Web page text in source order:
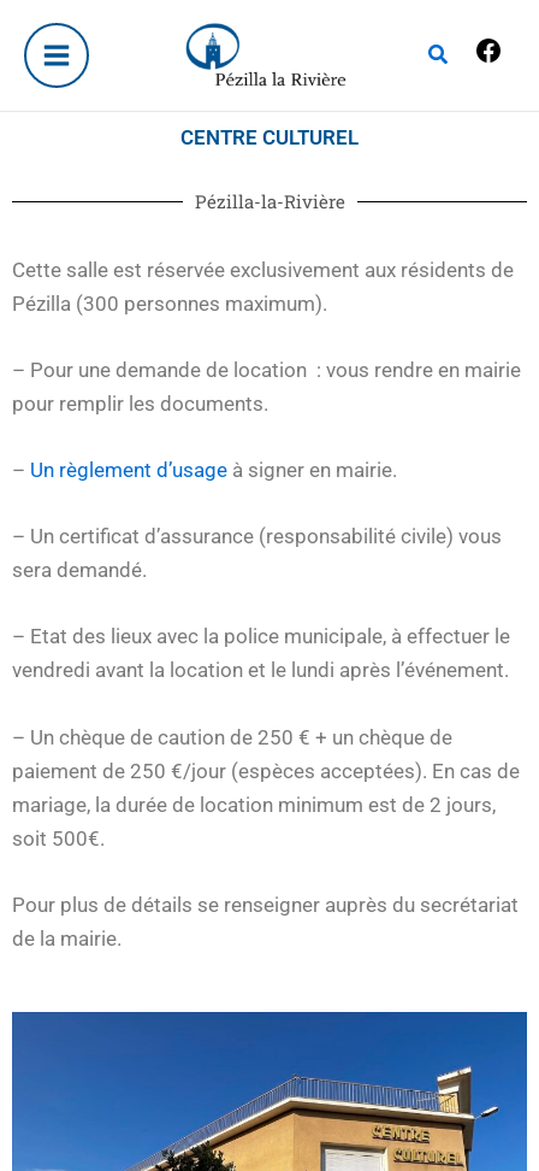
contenu
Rechercher
CENTRE CULTUREL
Pézilla-la-Rivière
Cette salle est réservée exclusivement aux résidents de
Pézilla (300 personnes maximum).
– Pour une demande de location : vous rendre en mairie
pour remplir les documents.
– Un règlement d’usage à signer en mairie.
– Un certificat d’assurance (responsabilité civile) vous
sera demandé.
– Etat des lieux avec la police municipale, à effectuer le
vendredi avant la location et le lundi après l’événement.
– Un chèque de caution de 250 € + un chèque de
paiement de 250 €/jour (espèces acceptées). En cas de
mariage, la durée de location minimum est de 2 jours,
soit 500€.
Pour plus de détails se renseigner auprès du secrétariat
de la mairie.